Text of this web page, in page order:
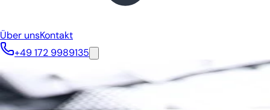
Über unsKontakt
+49 172 9989135